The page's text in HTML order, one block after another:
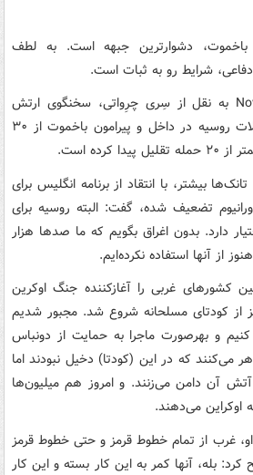
دشوارترین جبهه است. به لطف
شرایط رو به ثبات است.
نشریه آنلاین Novoe Vremia به نقل از سِری چرِواتی، سخنگوی ارتش
اوکراین مدعی شده که حملات روسیه در داخل و پیرامون باخموت از ۳۰
است.
بیشتر، با انتقاد از برنامه انگلیس برای
تضعیف شده، گفت: البته روسیه برای
دارد. بدون اغراق بگویم که ما صدها هزار
از آنها استفاده نکرده‌ایم.
کشورهای غربی را آغازکننده جنگ اوکرین
از کودتای مسلحانه شروع شد. مجبور شدیم
و بهرصورت ماجرا به حمایت از دونباس
می‌کنند که در این (کودتا) دخیل نبودند اما
آتش آن دامن می‌زنند. و امروز هم میلیون‌ها
اوکراین می‌دهند.
او، غرب از تمام خطوط قرمز و حتی خطوط قرمز
بله، آنها کمر به این کار بسته و این کار